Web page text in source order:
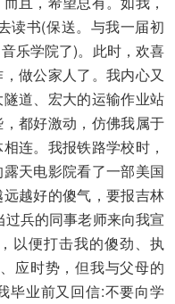
读书(保送。与我一届初
乐学院了)。此时，欢喜
做公家人了。我内心又
道、宏大的运输作业站
都好激动，仿佛我属于
连。我报铁路学校时，
天电影院看了一部美国
越好的傻气，要报吉林
兵的同事老师来向我宣
以便打击我的傻劲、执
应时势，但我与父母的
毕业前又回信:不要向学